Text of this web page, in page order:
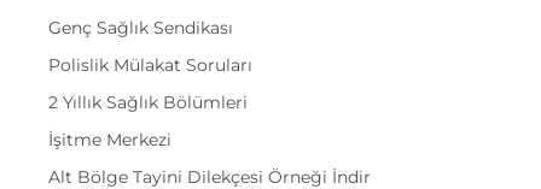
Genç Sağlık Sendikası
Polislik Mülakat Soruları
2 Yıllık Sağlık Bölümleri
İşitme Merkezi
Alt Bölge Tayini Dilekçesi Örneği İndir